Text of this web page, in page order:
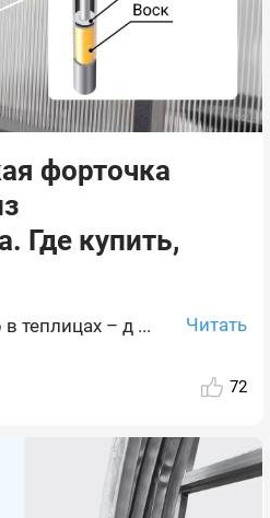
форточка
Где купить,
теплицах – д ... Читать
72